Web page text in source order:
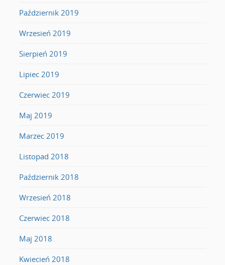
Październik 2019
Wrzesień 2019
Sierpień 2019
Lipiec 2019
Czerwiec 2019
Maj 2019
Marzec 2019
Listopad 2018
Październik 2018
Wrzesień 2018
Czerwiec 2018
Maj 2018
Kwiecień 2018